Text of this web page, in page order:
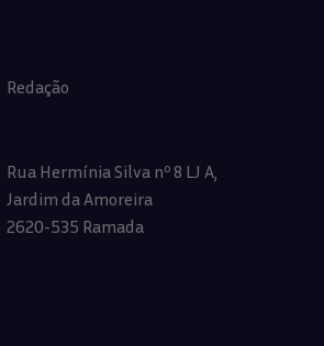
Redação
Rua Hermínia Silva nº 8 LJ A,
Jardim da Amoreira
2620-535 Ramada